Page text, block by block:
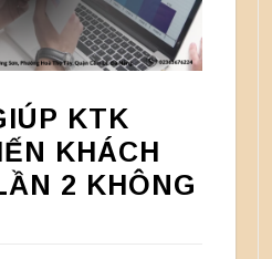
KTK
KHÁCH
2 KHÔNG